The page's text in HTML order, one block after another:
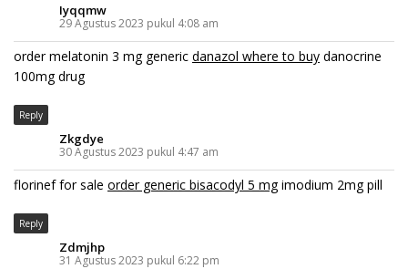
Iyqqmw
29 Agustus 2023 pukul 4:08 am
order melatonin 3 mg generic danazol where to buy danocrine
100mg drug
Reply
Zkgdye
30 Agustus 2023 pukul 4:47 am
florinef for sale order generic bisacodyl 5 mgimodium 2mg pill
Reply
Zdmjhp
31 Agustus 2023 pukul 6:22 pm